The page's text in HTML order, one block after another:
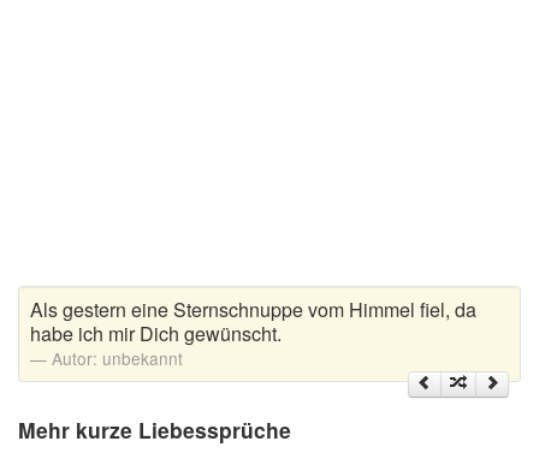
Liebesbotschaft
Liebesbriefe
Liebeserklärung
Liebesfilme
Als gestern eine Sternschnuppe vom Himmel fiel, da
habe ich mir Dich gewünscht.
Autor: unbekannt
Mehr kurze Liebessprüche